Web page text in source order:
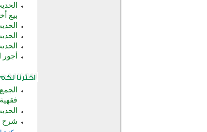
بيع
شرح